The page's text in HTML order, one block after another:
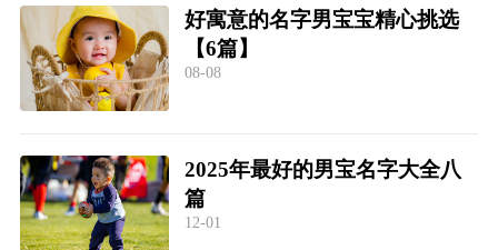
好寓意的名字男宝宝精心挑选
【6篇】
08-08
2025年最好的男宝名字大全八
篇
12-01